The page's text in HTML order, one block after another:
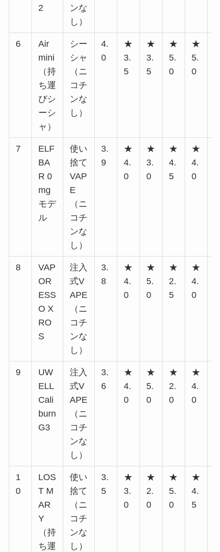
2
ンな
し）
6
Air
mini
（持
ち運
びシ
ーシ
ャ）
シー
シャ
（ニ
コチ
ンな
し）
4.
0
★
3.
5
★
3.
5
★
5.
0
★
5.
0
7
ELF
BA
R 0
mg
モデ
ル
使い
捨て
VAP
E
（ニ
コチ
ンな
し）
3.
9
★
4.
0
★
3.
0
★
4.
5
★
4.
0
8
VAP
OR
ESS
O X
RO
S
注入
式V
APE
（ニ
コチ
ンな
し）
3.
8
★
4.
0
★
5.
0
★
2.
5
★
4.
0
9
UW
ELL
Cali
burn
G3
注入
式V
APE
（ニ
コチ
ンな
し）
3.
6
★
4.
0
★
5.
0
★
2.
0
★
4.
0
1
0
LOS
T M
AR
Y
（持
ち運
使い
捨て
（ニ
コチ
ンな
し）
3.
5
★
3.
0
★
2.
0
★
5.
0
★
4.
5